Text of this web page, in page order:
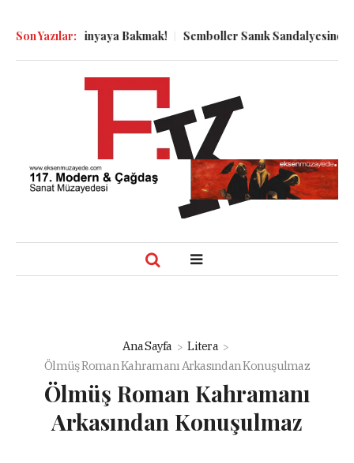
Son Yazılar:
Dünyaya Bakmak! Semboller Sanık Sandalyesinde:
Ana Sayfa
Litera
Ölmüş Roman Kahramanı Arkasından Konuşulmaz
Ölmüş Roman Kahramanı
Arkasından Konuşulmaz